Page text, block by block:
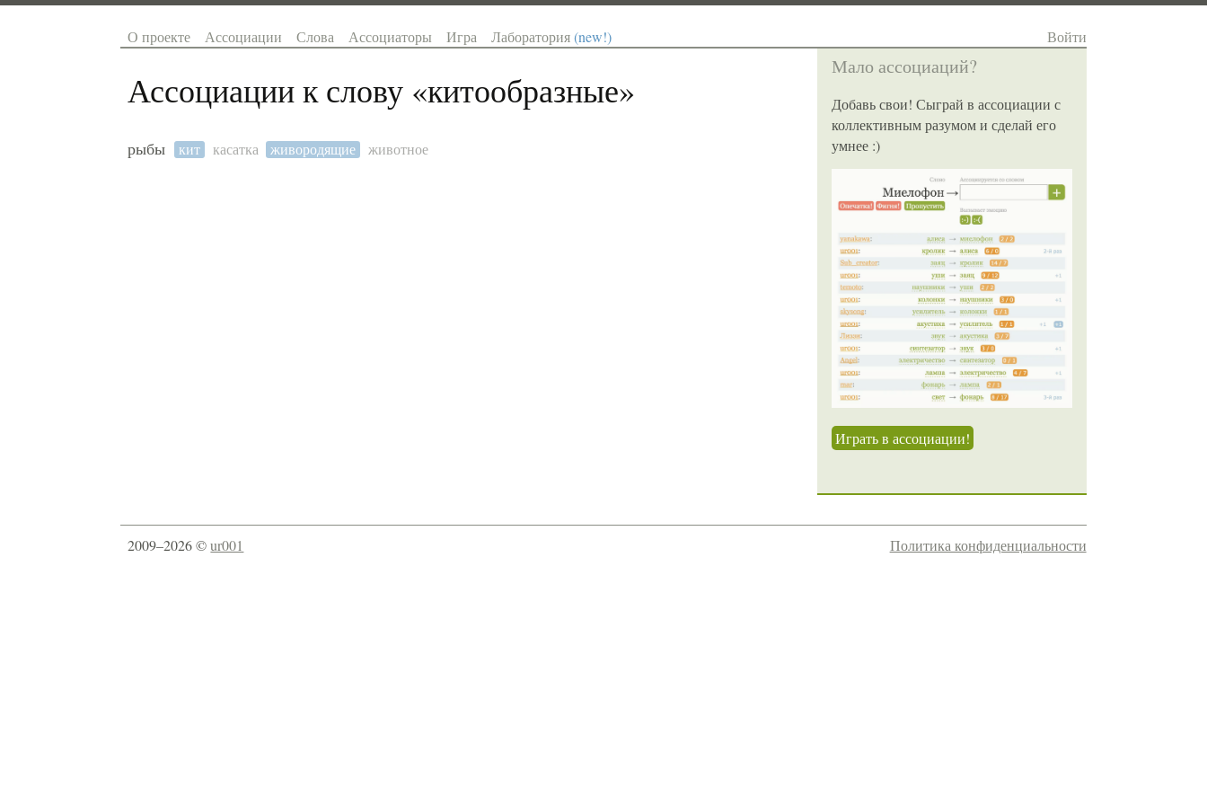
О проекте Ассоциации Слова Ассоциаторы Игра Лаборатория(new!) Войти
Ассоциации к слову «китообразные»
рыбы кит касатка живородящие животное
Мало ассоциаций?
Добавь свои! Сыграй в ассоциации с
коллективным разумом и сделай его
умнее :)
Играть в ассоциации!
2009–2026 ©ur001 Политика конфиденциальности